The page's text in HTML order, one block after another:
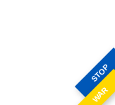
STOP
WAR